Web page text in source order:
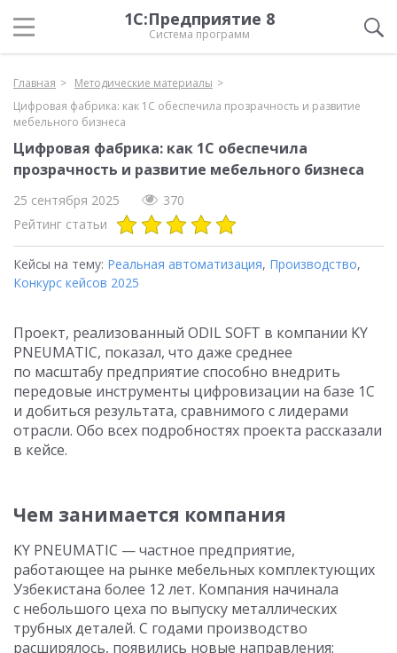
1С:Предприятие 8
Система программ
Главная
Методические материалы
Цифровая фабрика: как 1С обеспечила прозрачность и развитие
мебельного бизнеса
Цифровая фабрика: как 1С обеспечила
прозрачность и развитие мебельного бизнеса
25 сентября 2025
370
Рейтинг статьи
Кейсы на тему: Реальная автоматизация, Производство,
Конкурс кейсов 2025
Проект, реализованный ODIL SOFT в компании KY
PNEUMATIC, показал, что даже среднее
по масштабу предприятие способно внедрить
передовые инструменты цифровизации на базе 1С
и добиться результата, сравнимого с лидерами
отрасли. Обо всех подробностях проекта рассказали
в кейсе.
Чем занимается компания
KY PNEUMATIC — частное предприятие,
работающее на рынке мебельных комплектующих
Узбекистана более 12 лет. Компания начинала
с небольшого цеха по выпуску металлических
трубных деталей. С годами производство
расширялось, появились новые направления: